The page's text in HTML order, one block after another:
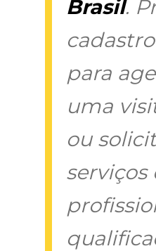
Brasil.
para
uma
ou
serviços